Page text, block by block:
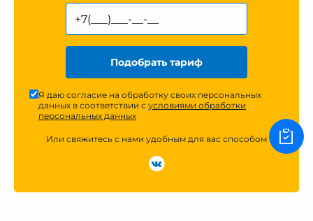
Подобрать тариф
Я даю согласие на обработку своих персональных
данных в соответствии с условиями обработки
персональных данных
Или свяжитесь с нами удобным для вас способом